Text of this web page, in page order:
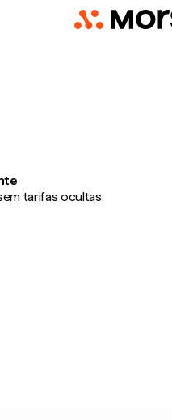
tarifas ocultas.